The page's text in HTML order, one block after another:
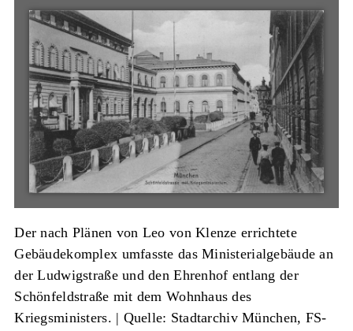
Der nach Plänen von Leo von Klenze errichtete
Gebäudekomplex umfasste das Ministerialgebäude an
der Ludwigstraße und den Ehrenhof entlang der
Schönfeldstraße mit dem Wohnhaus des
Kriegsministers. | Quelle: Stadtarchiv München, FS-